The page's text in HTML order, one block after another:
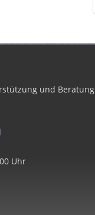
und Beratung
Uhr